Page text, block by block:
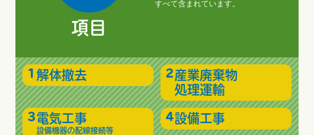
項目
すべて含まれています。
解体撤去
産業廃棄物
処理運輸
電気工事
設備機器の配線接続等
設備工事